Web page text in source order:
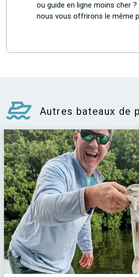
ou guide en ligne moins cher
nous vous offrirons le même
Autres bateaux de